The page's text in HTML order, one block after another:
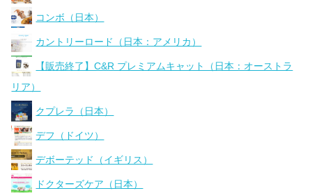
コンボ（日本）
カントリーロード（日本：アメリカ）
【販売終了】C&R プレミアムキャット（日本：オーストラ
リア）
クプレラ（日本）
デフ（ドイツ）
デボーテッド（イギリス）
ドクターズケア（日本）